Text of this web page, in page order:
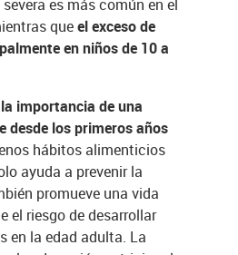
es más común en el
queel exceso de
en niños de 10 a
importancia de una
desde los primeros años
hábitos alimenticios
ayuda a prevenir la
promueve una vida
el riesgo de desarrollar
en la edad adulta. La